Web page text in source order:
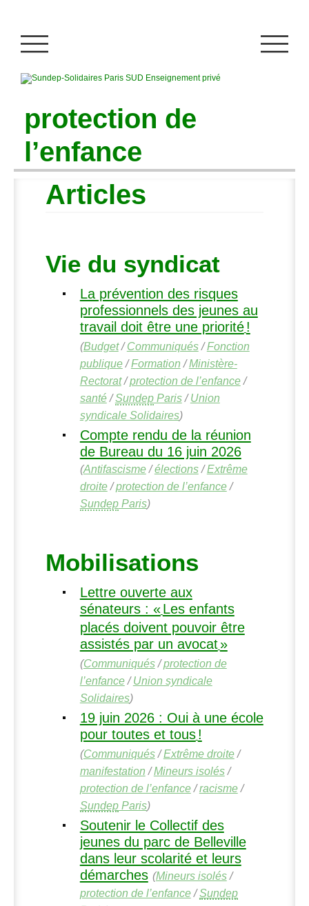
protection de
l’enfance
Articles
Vie du syndicat
La prévention des risques
professionnels des jeunes au
travail doit être une priorité!
(Budget/Communiqués/Fonction
publique/Formation /Ministère-
Rectorat/protection de l’enfance/
santé/SundepParis/Union
syndicale Solidaires)
Compte rendu de la réunion
de Bureau du 16 juin 2026
(Antifascisme/élections/Extrême
droite/protection de l’enfance/
SundepParis)
Mobilisations
Lettre ouverte aux
sénateurs : «Les enfants
placés doivent pouvoir être
assistés par un avocat»
(Communiqués/protection de
l’enfance/Union syndicale
Solidaires)
19 juin 2026 : Oui à une école
pour toutes et tous!
(Communiqués/Extrême droite/
manifestation /Mineurs isolés/
protection de l’enfance/racisme/
SundepParis)
Soutenir le Collectif des
jeunes du parc de Belleville
dans leur scolarité et leurs
démarches (Mineurs isolés/
protection de l’enfance/Sundep